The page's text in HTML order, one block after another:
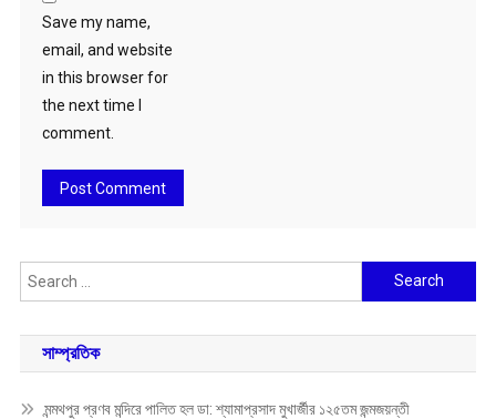
Save my name,
email, and website
in this browser for
the next time I
comment.
Search
for:
সাম্প্রতিক
মন্মথপুর প্রণব মন্দিরে পালিত হল ডা: শ্যামাপ্রসাদ মুখার্জীর ১২৫তম জন্মজয়ন্তী